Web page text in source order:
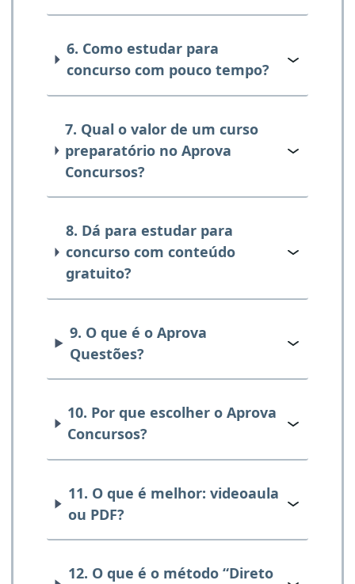
6. Como estudar para
concurso com pouco tempo?
7. Qual o valor de um curso
preparatório no Aprova
Concursos?
8. Dá para estudar para
concurso com conteúdo
gratuito?
9. O que é o Aprova
Questões?
10. Por que escolher o Aprova
Concursos?
11. O que é melhor: videoaula
ou PDF?
12. O que é o método “Direto